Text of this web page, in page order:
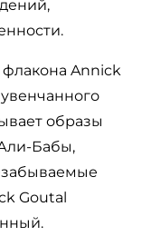
Annick
образы
Бабы,
Goutal